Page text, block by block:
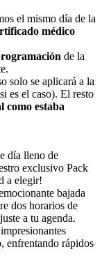
el mismo día de la
médico
de la
solo se aplicará a la
es el caso). El resto
como estaba
día lleno de
exclusivo Pack
a elegir!
bajada
dos horarios de
a tu agenda.
enfrentando rápidos